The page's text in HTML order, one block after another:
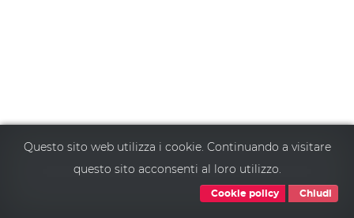
Questo sito web utilizza i cookie. Continuando a visitare
questo sito acconsenti al loro utilizzo.
Cookie policy Chiudi